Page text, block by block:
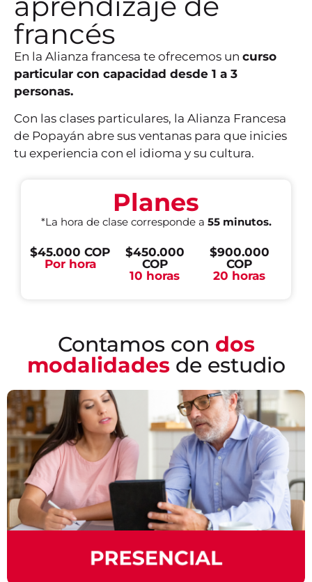
francés
En la Alianza francesa te ofrecemos un curso
particular con capacidad desde 1 a 3
personas.
Con las clases particulares, la Alianza Francesa
de Popayán abre sus ventanas para que inicies
tu experiencia con el idioma y su cultura.
Planes
*La hora de clase corresponde a 55 minutos.
$45.000 COP
Por hora
$450.000
COP
10 horas
$900.000
COP
20 horas
Contamos con dos
modalidadesde estudio
PRESENCIAL
EN REMOTO
Estos cursos ofrecen flexibilidad de interactuar
con personas de diversas ubicaciones
geográficas y culturas, enriqueciendo tu
experiencia educativa y facilitando el proceso
dominio en el idioma.